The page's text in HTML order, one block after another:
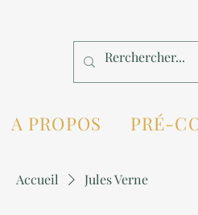
A PROPOS PRÉ-
Accueil Jules Verne